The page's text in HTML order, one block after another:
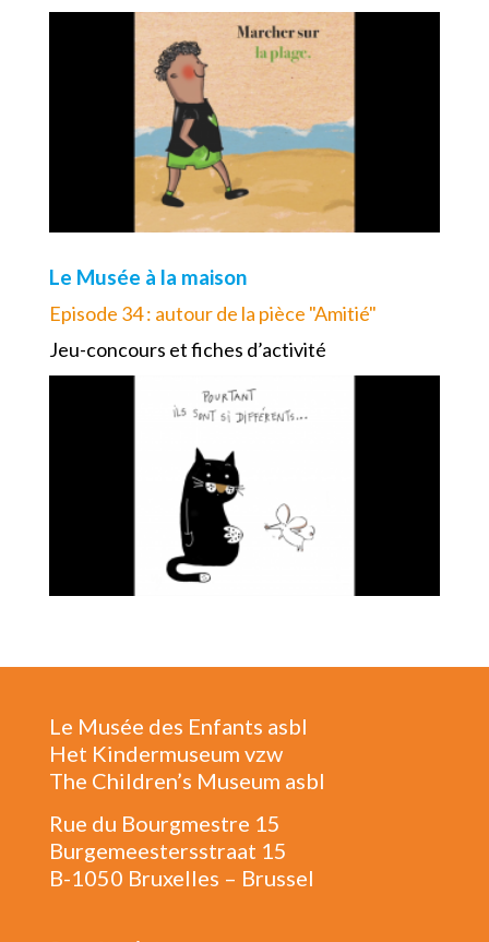
Le Musée à la maison
Episode 34 : autour de la pièce "Amitié"
Jeu-concours et fiches d’activité
Le Musée des Enfants asbl
Het Kindermuseum vzw
The Children’s Museum asbl
Rue du Bourgmestre 15
Burgemeestersstraat 15
B-1050 Bruxelles – Brussel